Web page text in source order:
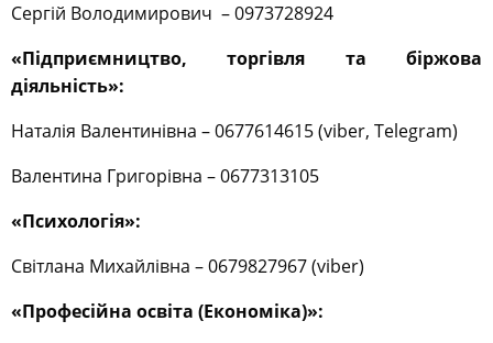
Сергій Володимирович – 0973728924
«Підприємництво, торгівля та біржова
діяльність»:
Наталія Валентинівна – 0677614615 (viber, Telegram)
Валентина Григорівна – 0677313105
«Психологія»:
Світлана Михайлівна – 0679827967 (viber)
«Професійна освіта (Економіка)»: